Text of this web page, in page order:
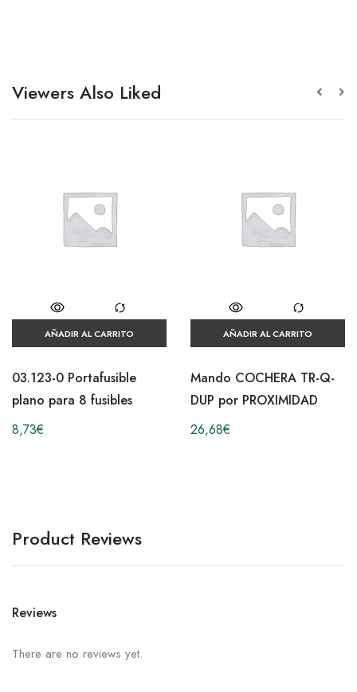
Viewers Also Liked
AÑADIR AL CARRITO
03.123-0 Portafusible
plano para 8 fusibles
8,73€
AÑADIR AL CARRITO
Mando COCHERA TR-Q-
DUP por PROXIMIDAD
26,68€
Product Reviews
Reviews
There are no reviews yet.